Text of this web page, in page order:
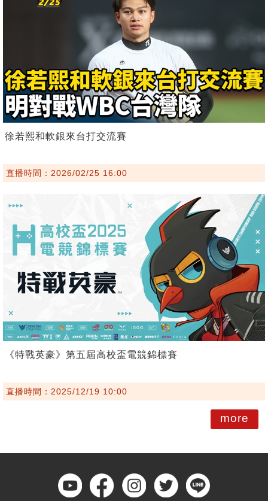
徐若熙和軟銀來台打交流賽
直播時間：2026/02/25 16:00
《特戰英豪》第五屆高校盃電競錦標賽
直播時間：2025/12/19 10:00
more